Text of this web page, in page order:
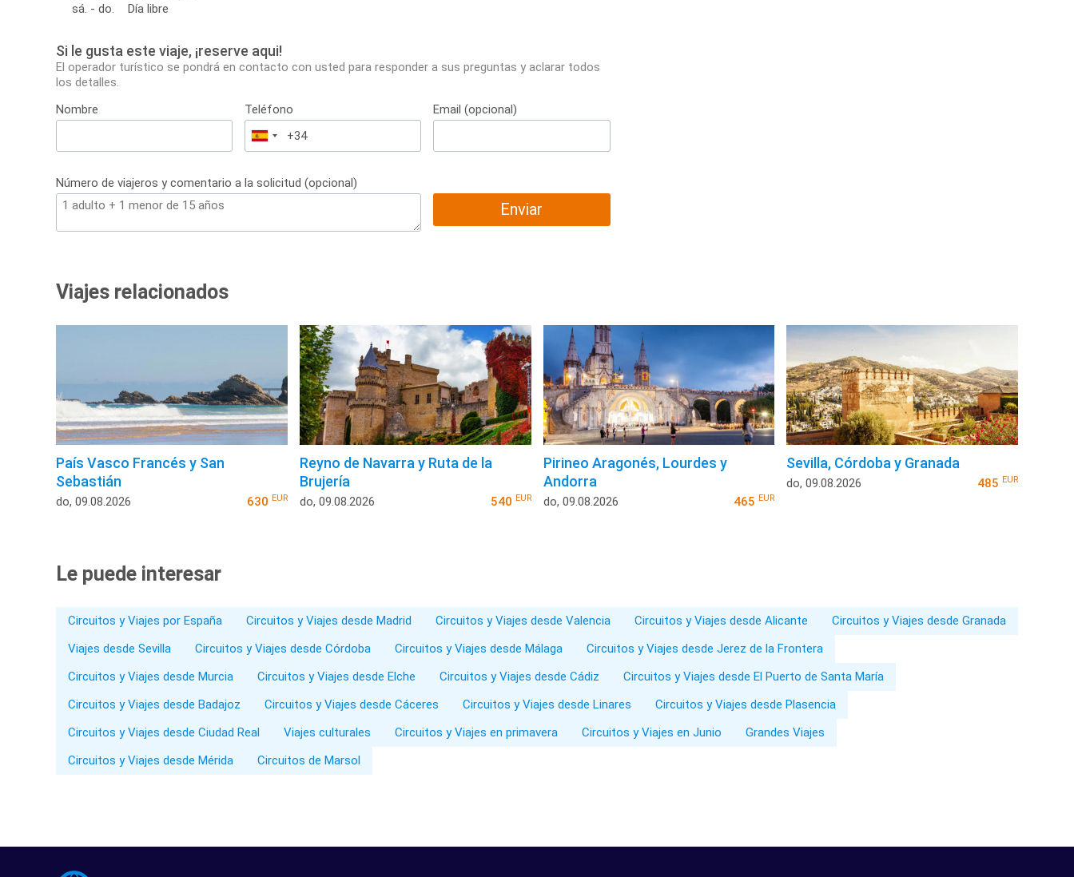
sá. - do.
Día libre
Si le gusta este viaje, ¡reserve aqui!
El operador turístico se pondrá en contacto con usted para responder a sus preguntas y aclarar todos
los detalles.
Nombre
Teléfono
España
+34
Email (opcional)
Número de viajeros y comentario a la solicitud (opcional)
Enviar
Viajes relacionados
País Vasco Francés y San
Sebastián
do, 09.08.2026 630 EUR
Reyno de Navarra y Ruta de la
Brujería
do, 09.08.2026 540 EUR
Pirineo Aragonés, Lourdes y
Andorra
do, 09.08.2026 465EUR
Sevilla, Córdoba y Granada
do, 09.08.2026 485 EUR
Le puede interesar
Circuitos y Viajes por España Circuitos y Viajes desde Madrid Circuitos y Viajes desde Valencia Circuitos y Viajes desde Alicante
Circuitos y Viajes desde Granada
Viajes desde Sevilla
Circuitos y Viajes desde Córdoba Circuitos y Viajes desde Málaga
Circuitos y Viajes desde Jerez de la Frontera
Circuitos y Viajes desde Murcia
Circuitos y Viajes desde Elche Circuitos y Viajes desde Cádiz
Circuitos y Viajes desde El Puerto de Santa María
Circuitos y Viajes desde Badajoz
Circuitos y Viajes desde Cáceres Circuitos y Viajes desde Linares
Circuitos y Viajes desde Plasencia
Circuitos y Viajes desde Ciudad Real
Viajes culturales Circuitos y Viajes en primavera Circuitos y Viajes en Junio
Grandes Viajes
Circuitos y Viajes desde Mérida
Circuitos de Marsol